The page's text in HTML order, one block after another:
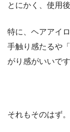
とにかく、使用
特に、ヘアアイ
手触り感たるや
がり感がいいです
それもそのはず。